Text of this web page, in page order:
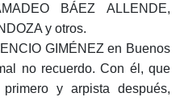
BÁEZ ALLENDE,
y otros.
GIMÉNEZ en Buenos
no recuerdo. Con él, que
y arpista después,